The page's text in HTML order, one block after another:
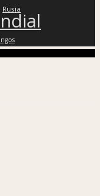
Rusia